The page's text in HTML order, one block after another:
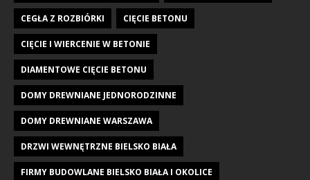
CEGŁA Z ROZBIÓRKI CIĘCIE BETONU
CIĘCIE I WIERCENIE W BETONIE
DIAMENTOWE CIĘCIE BETONU
DOMY DREWNIANE JEDNORODZINNE
DOMY DREWNIANE WARSZAWA
DRZWI WEWNĘTRZNE BIELSKO BIAŁA
FIRMY BUDOWLANE BIELSKO BIAŁA I OKOLICE